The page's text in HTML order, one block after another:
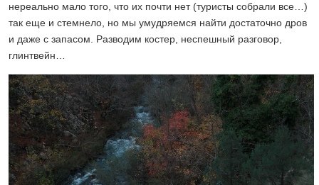
нереально мало того, что их почти нет (туристы собрали все…)
так еще и стемнело, но мы умудряемся найти достаточно дров
и даже с запасом. Разводим костер, неспешный разговор,
глинтвейн…